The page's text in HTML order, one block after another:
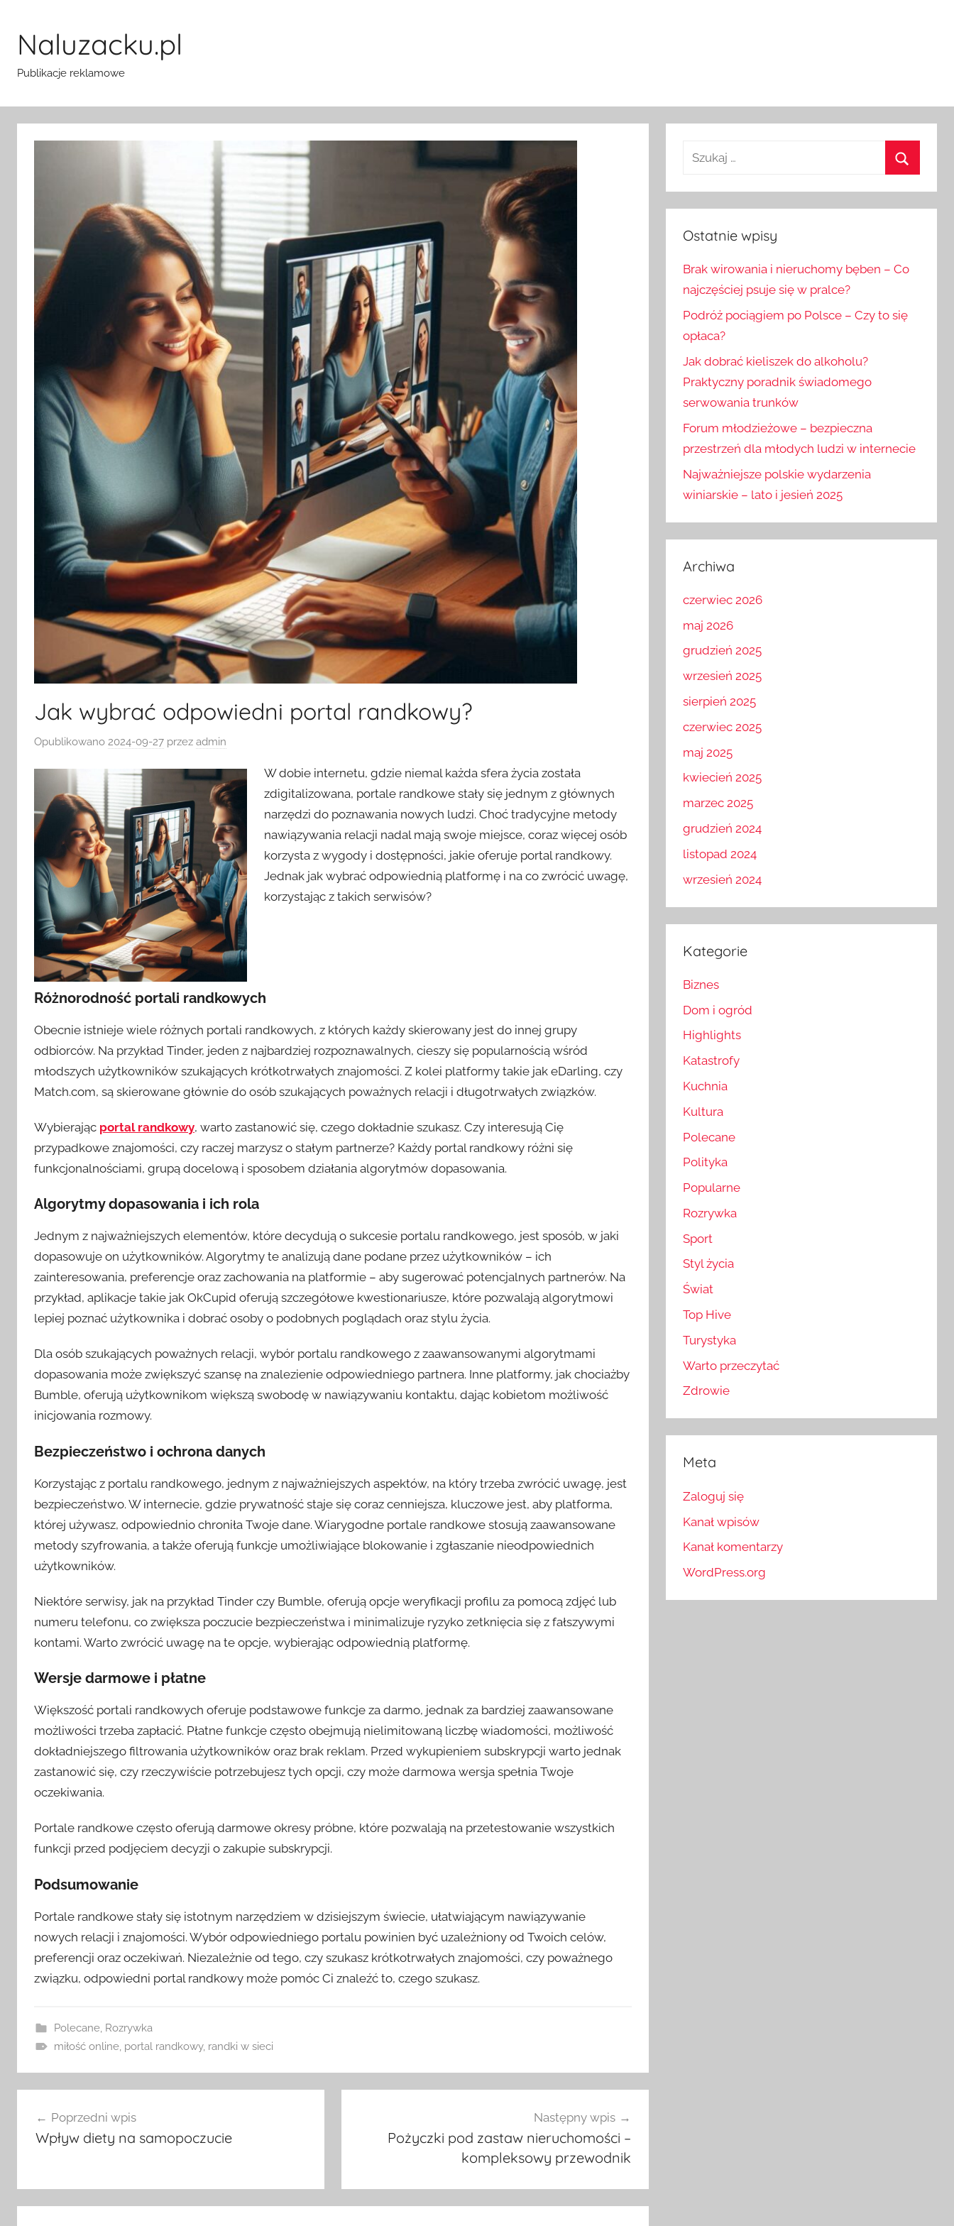
treściNaluzacku.pl
Publikacje reklamowe
Jak wybrać odpowiedni portal randkowy?
Opublikowano 2024-09-27 przez admin
W dobie internetu, gdzie niemal każda sfera życia została
zdigitalizowana, portale randkowe stały się jednym z głównych
narzędzi do poznawania nowych ludzi. Choć tradycyjne metody
nawiązywania relacji nadal mają swoje miejsce, coraz więcej osób
korzysta z wygody i dostępności, jakie oferuje portal randkowy.
Jednak jak wybrać odpowiednią platformę i na co zwrócić uwagę,
korzystając z takich serwisów?
Różnorodność portali randkowych
Obecnie istnieje wiele różnych portali randkowych, z których każdy skierowany jest do innej grupy
odbiorców. Na przykład Tinder, jeden z najbardziej rozpoznawalnych, cieszy się popularnością wśród
młodszych użytkowników szukających krótkotrwałych znajomości. Z kolei platformy takie jak eDarling, czy
Match.com, są skierowane głównie do osób szukających poważnych relacji i długotrwałych związków.
Wybierając portal randkowy, warto zastanowić się, czego dokładnie szukasz. Czy interesują Cię
przypadkowe znajomości, czy raczej marzysz o stałym partnerze? Każdy portal randkowy różni się
funkcjonalnościami, grupą docelową i sposobem działania algorytmów dopasowania.
Algorytmy dopasowania i ich rola
Jednym z najważniejszych elementów, które decydują o sukcesie portalu randkowego, jest sposób, w jaki
dopasowuje on użytkowników. Algorytmy te analizują dane podane przez użytkowników – ich
zainteresowania, preferencje oraz zachowania na platformie – aby sugerować potencjalnych partnerów. Na
przykład, aplikacje takie jak OkCupid oferują szczegółowe kwestionariusze, które pozwalają algorytmowi
lepiej poznać użytkownika i dobrać osoby o podobnych poglądach oraz stylu życia.
Dla osób szukających poważnych relacji, wybór portalu randkowego z zaawansowanymi algorytmami
dopasowania może zwiększyć szansę na znalezienie odpowiedniego partnera. Inne platformy, jak chociażby
Bumble, oferują użytkownikom większą swobodę w nawiązywaniu kontaktu, dając kobietom możliwość
inicjowania rozmowy.
Bezpieczeństwo i ochrona danych
Korzystając z portalu randkowego, jednym z najważniejszych aspektów, na który trzeba zwrócić uwagę, jest
bezpieczeństwo. W internecie, gdzie prywatność staje się coraz cenniejsza, kluczowe jest, aby platforma,
której używasz, odpowiednio chroniła Twoje dane. Wiarygodne portale randkowe stosują zaawansowane
metody szyfrowania, a także oferują funkcje umożliwiające blokowanie i zgłaszanie nieodpowiednich
użytkowników.
Niektóre serwisy, jak na przykład Tinder czy Bumble, oferują opcje weryfikacji profilu za pomocą zdjęć lub
numeru telefonu, co zwiększa poczucie bezpieczeństwa i minimalizuje ryzyko zetknięcia się z fałszywymi
kontami. Warto zwrócić uwagę na te opcje, wybierając odpowiednią platformę.
Wersje darmowe i płatne
Większość portali randkowych oferuje podstawowe funkcje za darmo, jednak za bardziej zaawansowane
możliwości trzeba zapłacić. Płatne funkcje często obejmują nielimitowaną liczbę wiadomości, możliwość
dokładniejszego filtrowania użytkowników oraz brak reklam. Przed wykupieniem subskrypcji warto jednak
zastanowić się, czy rzeczywiście potrzebujesz tych opcji, czy może darmowa wersja spełnia Twoje
oczekiwania.
Portale randkowe często oferują darmowe okresy próbne, które pozwalają na przetestowanie wszystkich
funkcji przed podjęciem decyzji o zakupie subskrypcji.
Podsumowanie
Portale randkowe stały się istotnym narzędziem w dzisiejszym świecie, ułatwiającym nawiązywanie
nowych relacji i znajomości. Wybór odpowiedniego portalu powinien być uzależniony od Twoich celów,
preferencji oraz oczekiwań. Niezależnie od tego, czy szukasz krótkotrwałych znajomości, czy poważnego
związku, odpowiedni portal randkowy może pomóc Ci znaleźć to, czego szukasz.
Polecane, Rozrywka
miłość online, portal randkowy, randki w sieci
wpisuPoprzedni wpis
Wpływ diety na samopoczucie
Następny wpis
Pożyczki pod zastaw nieruchomości –
kompleksowy przewodnik
Szukaj:
Ostatnie wpisy
Brak wirowania i nieruchomy bęben – Co
najczęściej psuje się w pralce?
Podróż pociągiem po Polsce – Czy to się
opłaca?
Jak dobrać kieliszek do alkoholu?
Praktyczny poradnik świadomego
serwowania trunków
Forum młodzieżowe – bezpieczna
przestrzeń dla młodych ludzi w internecie
Najważniejsze polskie wydarzenia
winiarskie – lato i jesień 2025
Archiwa
czerwiec 2026
maj 2026
grudzień 2025
wrzesień 2025
sierpień 2025
czerwiec 2025
maj 2025
kwiecień 2025
marzec 2025
grudzień 2024
listopad 2024
wrzesień 2024
Kategorie
Biznes
Dom i ogród
Highlights
Katastrofy
Kuchnia
Kultura
Polecane
Polityka
Popularne
Rozrywka
Sport
Styl życia
Świat
Top Hive
Turystyka
Warto przeczytać
Zdrowie
Meta
Zaloguj się
Kanał wpisów
Kanał komentarzy
WordPress.org